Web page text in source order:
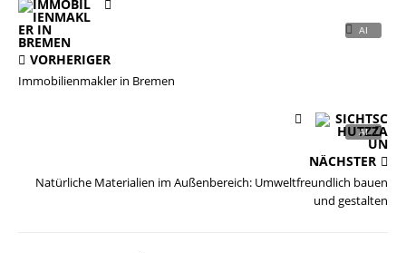
VORHERIGER
Immobilienmakler in Bremen
NÄCHSTER
Natürliche Materialien im Außenbereich: Umweltfreundlich bauen
und gestalten